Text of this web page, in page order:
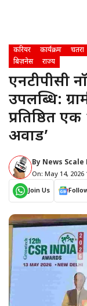
करियर कार्यक्रम चतरा
बिज़नेस
राज्य
एनटीपीसी
उपलब्धि:
प्रतिष्ठित
अवार्ड’
By News
On: May 14, 2026
Join Us